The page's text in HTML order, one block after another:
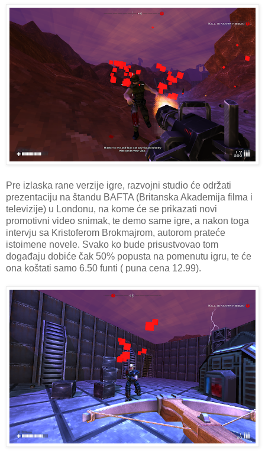
Pre izlaska rane verzije igre, razvojni studio će održati
prezentaciju na štandu BAFTA (Britanska Akademija filma i
televizije) u Londonu, na kome će se prikazati novi
promotivni video snimak, te demo same igre, a nakon toga
intervju sa Kristoferom Brokmajrom, autorom prateće
istoimene novele. Svako ko bude prisustvovao tom
događaju dobiće čak 50% popusta na pomenutu igru, te će
ona koštati samo 6.50 funti ( puna cena 12.99).